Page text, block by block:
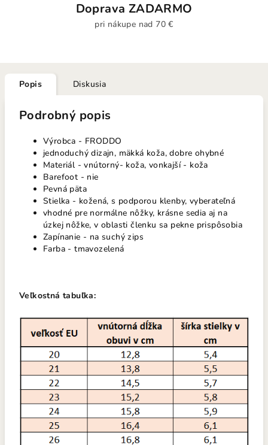
Doprava ZADARMO
pri nákupe nad 70 €
Popis Diskusia
Podrobný popis
Výrobca - FRODDO
jednoduchý dizajn, mäkká koža, dobre ohybné
Materiál - vnútorný- koža, vonkajší - koža
Barefoot - nie
Pevná päta
Stielka - kožená, s podporou klenby, vyberateľná
vhodné pre normálne nôžky, krásne sedia aj na
úzkej nôžke, v oblasti členku sa pekne prispôsobia
Zapínanie - na suchý zips
Farba - tmavozelená
Veľkostná tabuľka: